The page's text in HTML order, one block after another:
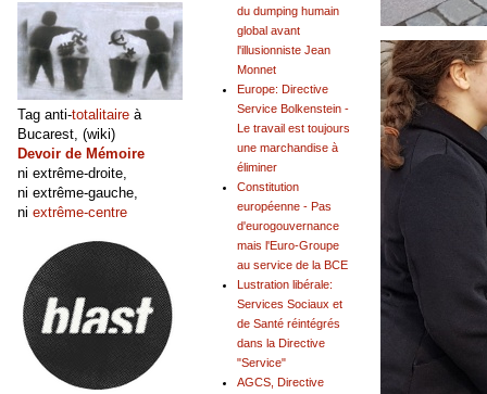
du dumping humain
global avant
l'illusionniste Jean
Monnet
Europe: Directive
Service Bolkenstein -
Le travail est toujours
une marchandise à
éliminer
Constitution
européenne - Pas
d'eurogouvernance
mais l'Euro-Groupe
au service de la BCE
Lustration libérale:
Services Sociaux et
de Santé réintégrés
dans la Directive
"Service"
AGCS, Directive
Tag anti-totalitaire à
Bucarest, (wiki)
Devoir de Mémoire
ni extrême-droite,
ni extrême-gauche,
ni extrême-centre